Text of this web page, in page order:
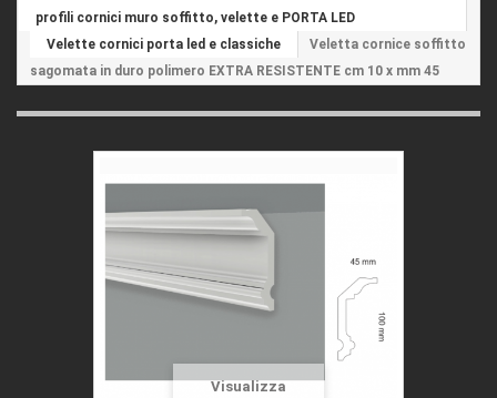
profili cornici muro soffitto, velette e PORTA LED
Velette cornici porta led e classiche
Veletta cornice soffitto
sagomata in duro polimero EXTRA RESISTENTE cm 10 x mm 45
Visualizza